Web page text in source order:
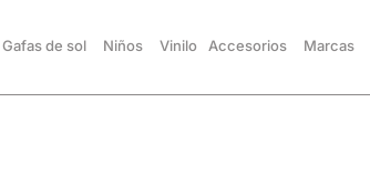
Gafas de sol Niños Vinilo Accesorios Marcas